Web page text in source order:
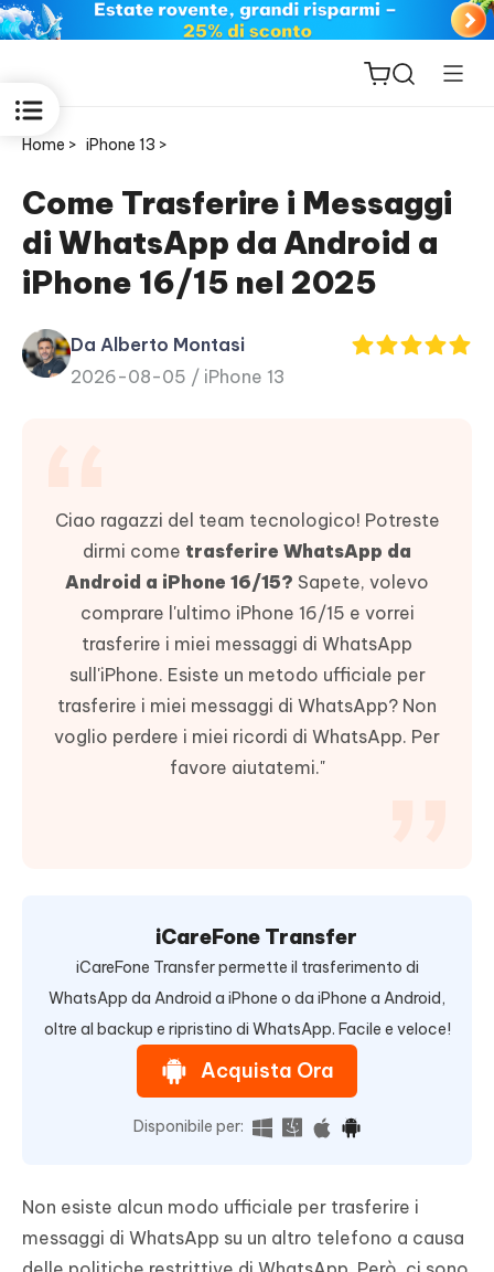
ReiBoot
for iOS
PDNob
PDF
New
Home > iPhone 13 >
Come Trasferire i Messaggi
di WhatsApp da Android a
iPhone 16/15 nel 2025
Da Alberto Montasi
2026-08-05 / iPhone 13
Ciao ragazzi del team tecnologico! Potreste
dirmi come trasferire WhatsApp da
Android a iPhone 16/15? Sapete, volevo
comprare l'ultimo iPhone 16/15 e vorrei
trasferire i miei messaggi di WhatsApp
sull'iPhone. Esiste un metodo ufficiale per
trasferire i miei messaggi di WhatsApp? Non
voglio perdere i miei ricordi di WhatsApp. Per
favore aiutatemi."
iCareFone Transfer
iCareFone Transfer permette il trasferimento di
WhatsApp da Android a iPhone o da iPhone a Android,
oltre al backup e ripristino di WhatsApp. Facile e veloce!
Acquista Ora
Disponibile per:
Non esiste alcun modo ufficiale per trasferire i
messaggi di WhatsApp su un altro telefono a causa